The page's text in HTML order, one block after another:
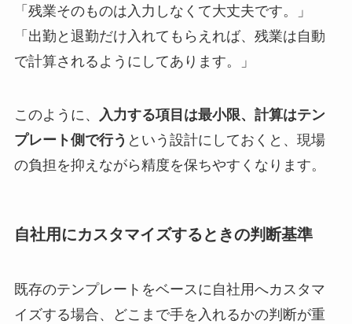
「残業そのものは入力しなくて大丈夫です。」
「出勤と退勤だけ入れてもらえれば、残業は自動
で計算されるようにしてあります。」
このように、
入力する項目は最小限、計算はテン
プレート側で行う という設計にしておくと、現場
の負担を抑えながら精度を保ちやすくなります。
自社用にカスタマイズするときの判断基準
既存のテンプレートをベースに自社用へカスタマ
イズする場合、どこまで手を入れるかの判断が重